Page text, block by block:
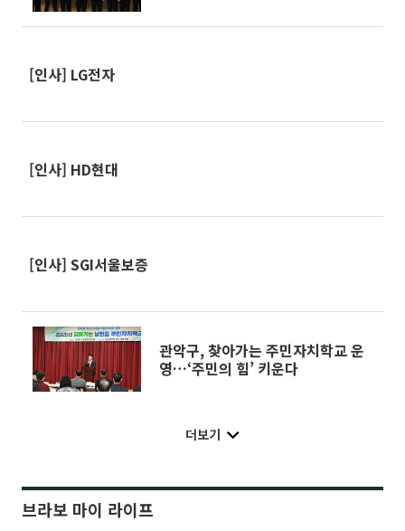
[인사] LG전자
[인사] HD현대
[인사] SGI서울보증
관악구, 찾아가는 주민자치학교 운
영…‘주민의 힘’ 키운다
더보기
브라보 마이 라이프